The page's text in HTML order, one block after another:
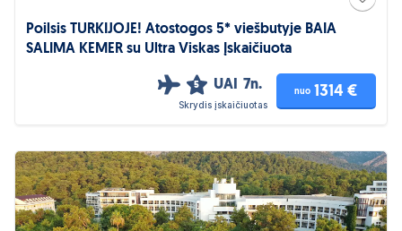
Poilsis TURKIJOJE! Atostogos 5* viešbutyje BAIA
SALIMA KEMER su Ultra Viskas Įskaičiuota
5 UAI 7n.
Skrydis įskaičiuotas
nuo 1314 €